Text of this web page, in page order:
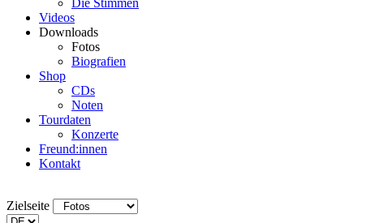
Die Stimmen
Videos
Downloads
Fotos
Biografien
Shop
CDs
Noten
Tourdaten
Konzerte
Freund:innen
Kontakt
Zielseite